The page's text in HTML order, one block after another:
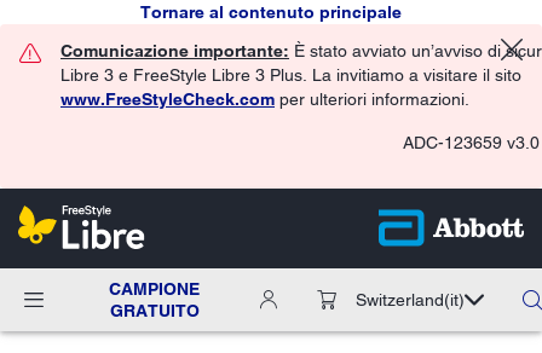
Tornare al contenuto principale
Comunicazione importante: È stato avviato un’avviso di
Libre 3 e FreeStyle Libre 3 Plus. La invitiamo a visitare il sito
www.FreeStyleCheck.com per ulteriori informazioni.
ADC-123659 v3.0
CAMPIONE
GRATUITO
Switzerland(it)